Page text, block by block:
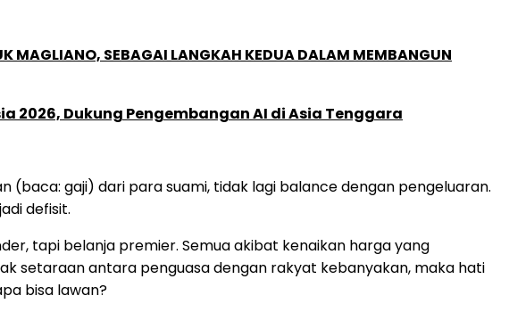
MAGLIANO, SEBAGAI LANGKAH KEDUA DALAM MEMBANGUN
2026, Dukung Pengembangan AI di Asia Tenggara
(baca: gaji) dari para suami, tidak lagi balance dengan pengeluaran.
defisit.
tapi belanja premier. Semua akibat kenaikan harga yang
setaraan antara penguasa dengan rakyat kebanyakan, maka hati
bisa lawan?